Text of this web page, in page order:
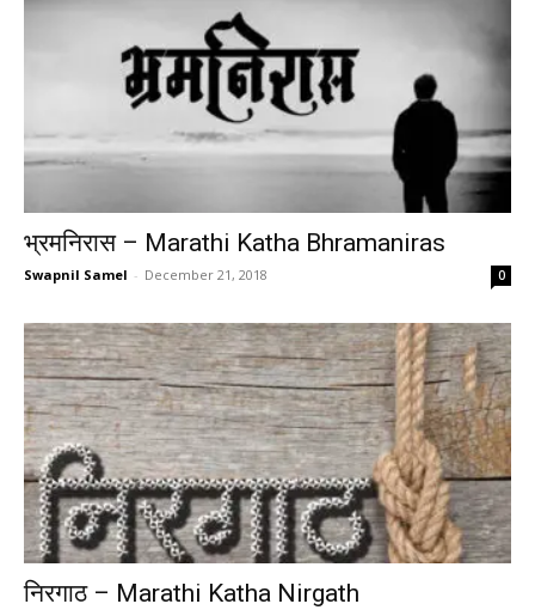
भ्रमनिरास – Marathi Katha Bhramaniras
Swapnil Samel - December 21, 2018 0
निरगाठ – Marathi Katha Nirgath